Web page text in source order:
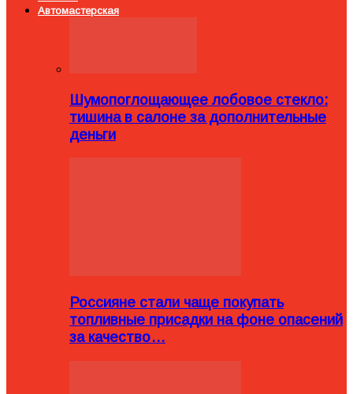
Автомастерская
Шумопоглощающее лобовое стекло:
тишина в салоне за дополнительные
деньги
Россияне стали чаще покупать
топливные присадки на фоне опасений
за качество…